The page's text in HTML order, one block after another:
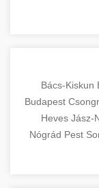
Bács-Kiskun
Budapest
Heves Jász-
Nógrád Pest